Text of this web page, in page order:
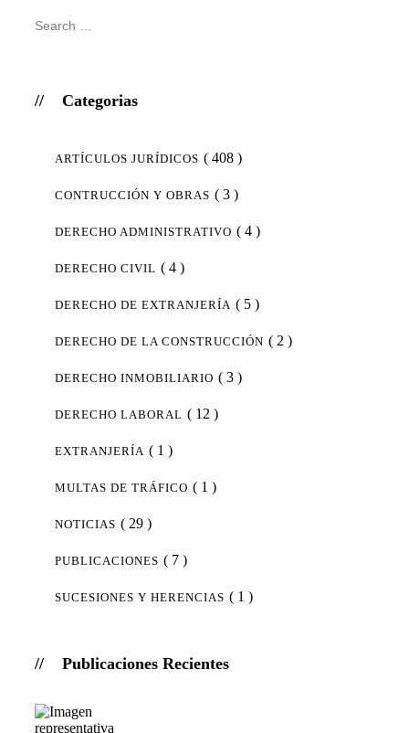
Categorias
ARTÍCULOS JURÍDICOS ( 408 )
CONTRUCCIÓN Y OBRAS ( 3 )
DERECHO ADMINISTRATIVO ( 4 )
DERECHO CIVIL ( 4 )
DERECHO DE EXTRANJERÍA ( 5 )
DERECHO DE LA CONSTRUCCIÓN ( 2 )
DERECHO INMOBILIARIO ( 3 )
DERECHO LABORAL ( 12 )
EXTRANJERÍA ( 1 )
MULTAS DE TRÁFICO ( 1 )
NOTICIAS ( 29 )
PUBLICACIONES ( 7 )
SUCESIONES Y HERENCIAS ( 1 )
Publicaciones Recientes